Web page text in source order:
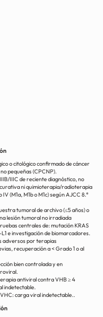
o citológico confirmado de cáncer
pequeñas (CPCNP).
IIIC de reciente diagnóstico, no
ni quimioterapia/radioterapia
(M1a, M1b o M1c) según AJCC 8.ª
tumoral de archivo (≤5 años) o
lesión tumoral no irradiada
centrales de: mutación KRAS
e investigación de biomarcadores.
adversos por terapias
recuperación a < Grado 1 o al
bien controlada y en
antiviral contra VHB ≥ 4
indetectable.
carga viral indetectable..